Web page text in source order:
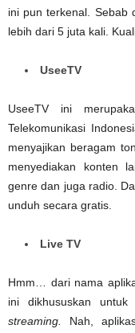
ini pun terkenal. Sebab
lebih dari 5 juta kali.
UseeTV
UseeTV ini
Telekomunikasi
menyajikan beragam
menyediakan konten
genre dan juga radio.
unduh secara gratis.
Live TV
Hmm… dari nama
ini dikhususkan
streaming. Nah,